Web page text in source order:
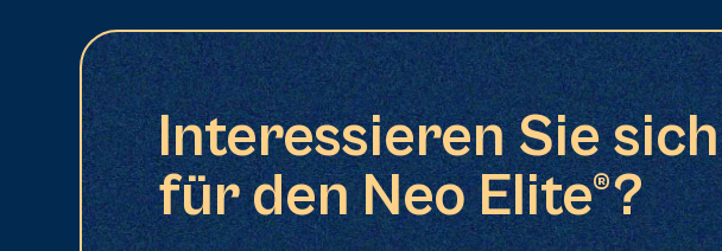
Interessieren Sie sich
für den Neo Elite®?